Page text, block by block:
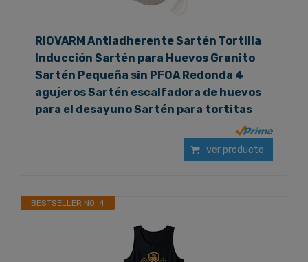
RIOVARM Antiadherente Sartén Tortilla
Inducción Sartén para Huevos Granito
Sartén Pequeña sin PFOA Redonda 4
agujeros Sartén escalfadora de huevos
para el desayuno Sartén para tortitas
ver producto
BESTSELLER NO. 4